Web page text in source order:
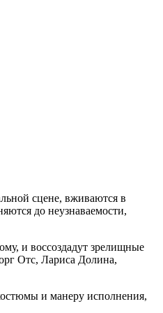
сцене, вживаются в
до неузнаваемости,
и воссоздадут зрелищные
Отс, Лариса Долина,
и манеру исполнения,